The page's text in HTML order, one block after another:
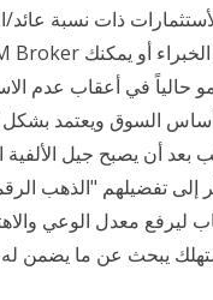
ذات نسبة
في أعقاب عدم
السوق ويعتمد
أن يصبح جيل الألفية
تفضيلهم "الذهب
ليرفع معدل الوعي